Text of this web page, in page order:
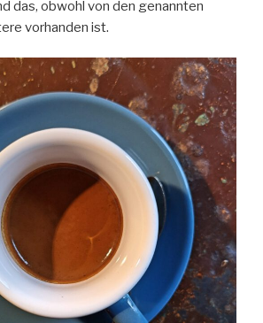
das, obwohl von den genannten
vorhanden ist.